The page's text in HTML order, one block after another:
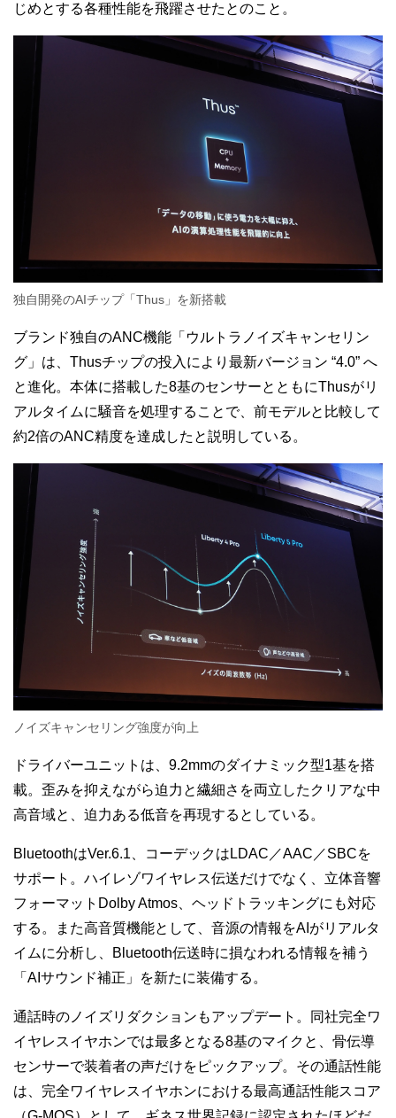
じめとする各種性能を飛躍させたとのこと。
独自開発のAIチップ「Thus」を新搭載
ブランド独自のANC機能「ウルトラノイズキャンセリン
グ」は、Thusチップの投入により最新バージョン “4.0” へ
と進化。本体に搭載した8基のセンサーとともにThusがリ
アルタイムに騒音を処理することで、前モデルと比較して
約2倍のANC精度を達成したと説明している。
ノイズキャンセリング強度が向上
ドライバーユニットは、9.2mmのダイナミック型1基を搭
載。歪みを抑えながら迫力と繊細さを両立したクリアな中
高音域と、迫力ある低音を再現するとしている。
BluetoothはVer.6.1、コーデックはLDAC／AAC／SBCを
サポート。ハイレゾワイヤレス伝送だけでなく、立体音響
フォーマットDolby Atmos、ヘッドトラッキングにも対応
する。また高音質機能として、音源の情報をAIがリアルタ
イムに分析し、Bluetooth伝送時に損なわれる情報を補う
「AIサウンド補正」を新たに装備する。
通話時のノイズリダクションもアップデート。同社完全ワ
イヤレスイヤホンでは最多となる8基のマイクと、骨伝導
センサーで装着者の声だけをピックアップ。その通話性能
は、完全ワイヤレスイヤホンにおける最高通話性能スコア